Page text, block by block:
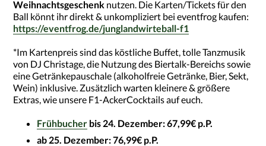
Weihnachtsgeschenk nutzen. Die Karten/Tickets für den
Ball könnt ihr direkt & unkompliziert bei eventfrog kaufen:
https://eventfrog.de/junglandwirteball-f1
*Im Kartenpreis sind das köstliche Buffet, tolle Tanzmusik
von DJ Christage, die Nutzung des Biertalk-Bereichs sowie
eine Getränkepauschale (alkoholfreie Getränke, Bier, Sekt,
Wein) inklusive. Zusätzlich warten kleinere & größere
Extras, wie unsere F1-AckerCocktails auf euch.
Frühbucher bis 24. Dezember: 67,99€ p.P.
ab 25. Dezember: 76,99€ p.P.